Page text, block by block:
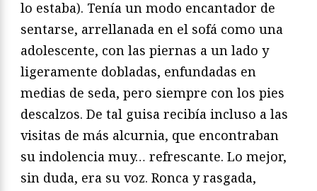
lo estaba). Tenía un modo encantador de
sentarse, arrellanada en el sofá como una
adolescente, con las piernas a un lado y
ligeramente dobladas, enfundadas en
medias de seda, pero siempre con los pies
descalzos. De tal guisa recibía incluso a las
visitas de más alcurnia, que encontraban
su indolencia muy… refrescante. Lo mejor,
sin duda, era su voz. Ronca y rasgada,